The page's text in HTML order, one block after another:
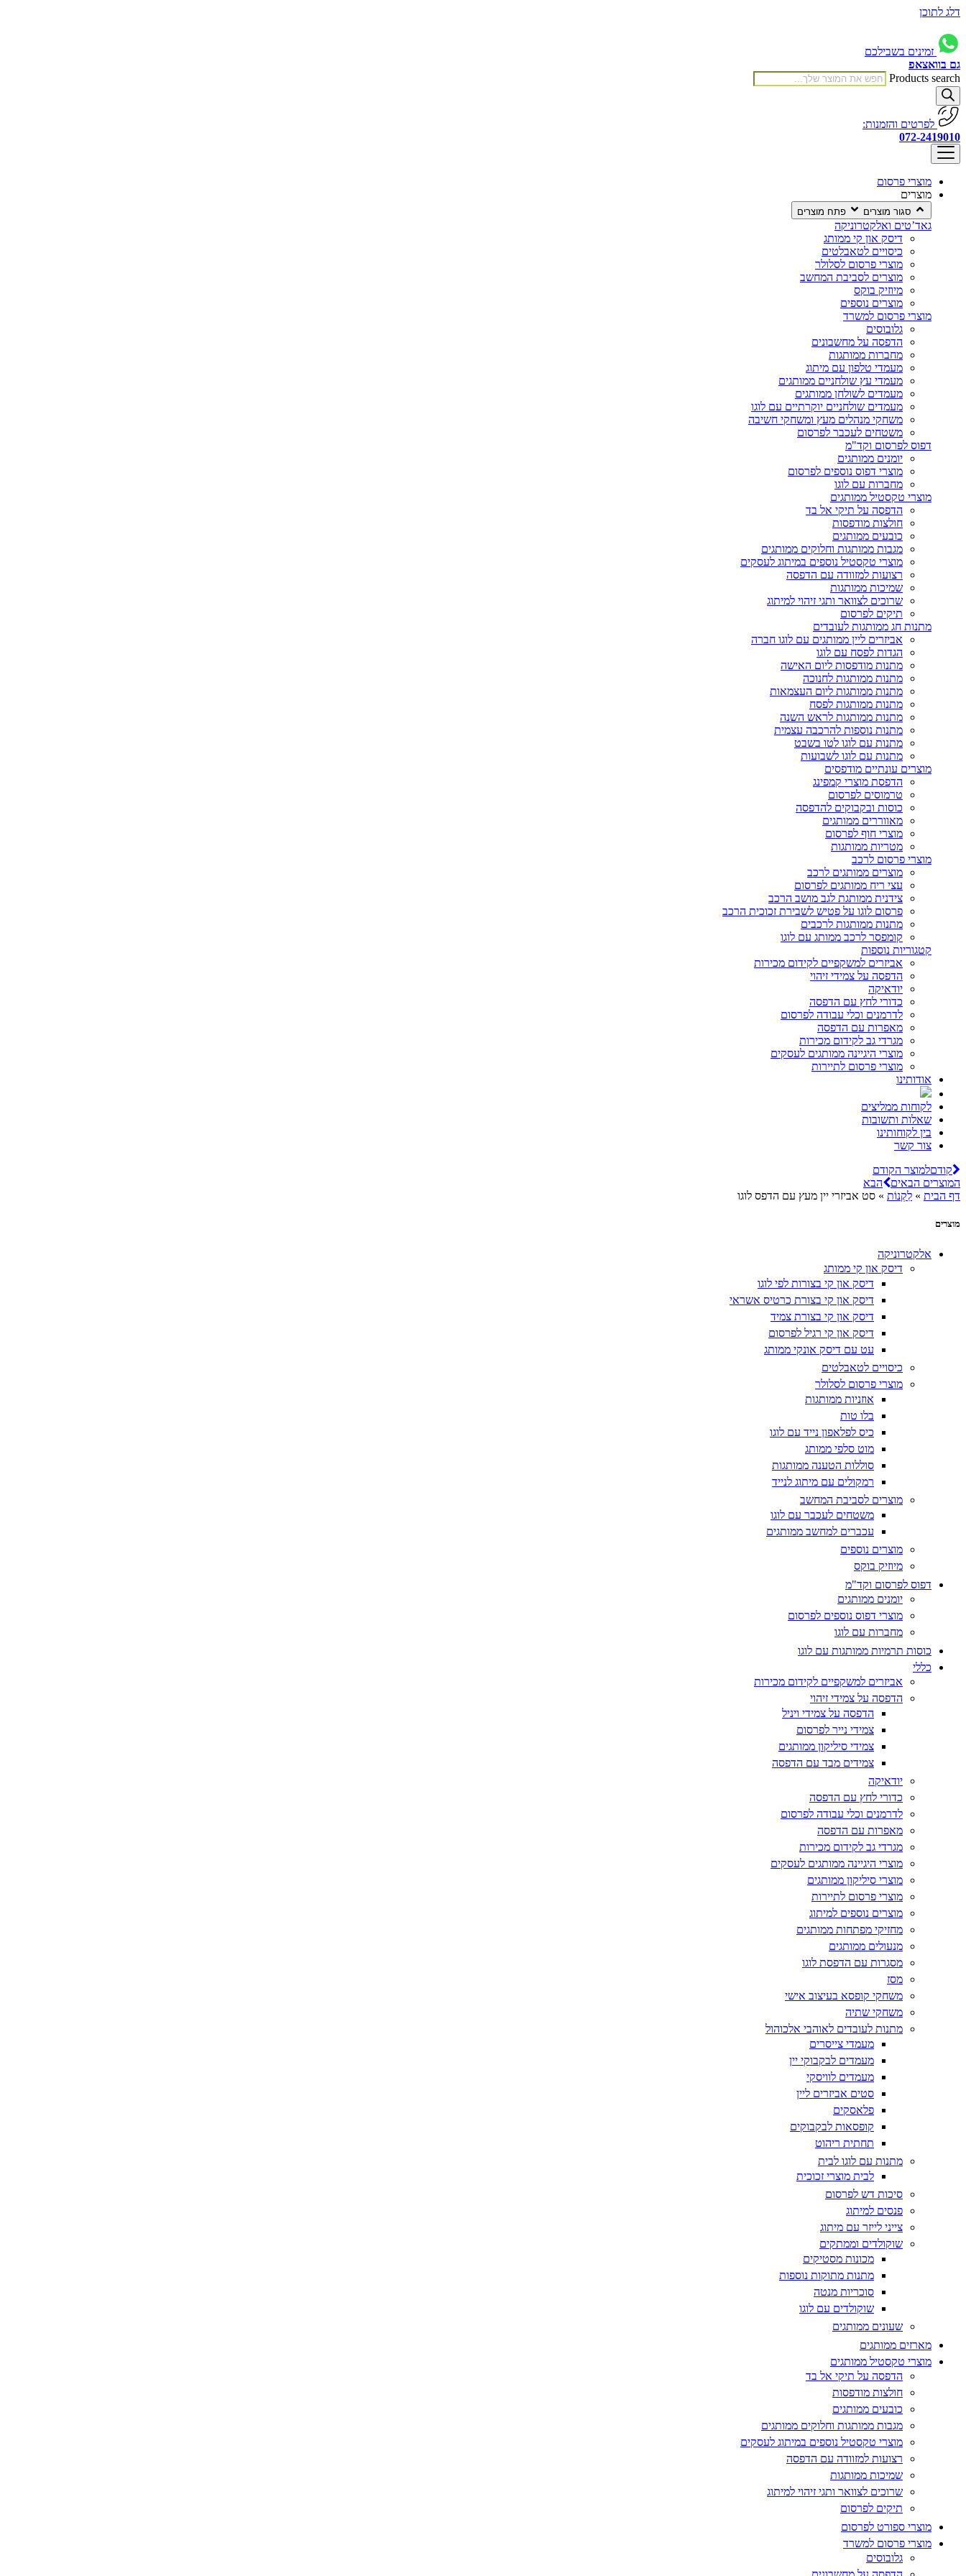
דלג לתוכן
זמינים בשבילכם
גם בוואצאפ
Products search
לפרטים והזמנות:
072-2419010
מוצרי פרסום
מוצרים
סגור מוצרים פתח מוצרים
גאד’טים ואלקטרוניקה
דיסק און קי ממותג
כיסויים לטאבלטים
מוצרי פרסום לסלולר
מוצרים לסביבת המחשב
מיוזיק בוקס
מוצרים נוספים
מוצרי פרסום למשרד
גלובוסים
הדפסה על מחשבונים
מחברות ממותגות
מעמדי טלפון עם מיתוג
מעמדי עץ שולחניים ממותגים
מעמדים לשולחן ממותגים
מעמדים שולחניים יוקרתיים עם לוגו
משחקי מנהלים מעץ ומשחקי חשיבה
משטחים לעכבר לפרסום
דפוס לפרסום וקד"מ
יומנים ממותגים
מוצרי דפוס נוספים לפרסום
מחברות עם לוגו
מוצרי טקסטיל ממותגים
הדפסה על תיקי אל בד
חולצות מודפסות
כובעים ממותגים
מגבות ממותגות וחלוקים ממותגים
מוצרי טקסטיל נוספים במיתוג לעסקים
רצועות למזוודה עם הדפסה
שמיכות ממותגות
שרוכים לצוואר ותגי זיהוי למיתוג
תיקים לפרסום
מתנות חג ממותגות לעובדים
אביזרים ליין ממותגים עם לוגו חברה
הגדות לפסח עם לוגו
מתנות מודפסות ליום האישה
מתנות ממותגות לחנוכה
מתנות ממותגות ליום העצמאות
מתנות ממותגות לפסח
מתנות ממותגות לראש השנה
מתנות נוספות להרכבה עצמית
מתנות עם לוגו לטו בשבט
מתנות עם לוגו לשבועות
מוצרים עונתיים מודפסים
הדפסת מוצרי קמפינג
טרמוסים לפרסום
כוסות ובקבוקים להדפסה
מאווררים ממותגים
מוצרי חוף לפרסום
מטריות ממותגות
מוצרי פרסום לרכב
מוצרים ממותגים לרכב
עצי ריח ממותגים לפרסום
צידנית ממותגת לגב מושב הרכב
פרסום לוגו על פטיש לשבירת זכוכית הרכב
מתנות ממותגות לרכבים
קומפסר לרכב ממותג עם לוגו
קטגוריות נוספות
אביזרים למשקפיים לקידום מכירות
הדפסה על צמידי זיהוי
יודאיקה
כדורי לחץ עם הדפסה
לדרמנים וכלי עבודה לפרסום
מאפרות עם הדפסה
מגרדי גב לקידום מכירות
מוצרי היגיינה ממותגים לעסקים
מוצרי פרסום לתיירות
אודותינו
לקוחות ממליצים
שאלות ותשובות
בין לקוחותינו
צור קשר
קודםלמוצר הקודם
המוצרים הבאים
הבא
דף הבית » לִקְנוֹת » סט אביזרי יין מעץ עם הדפס לוגו
מוצרים
אלקטרוניקה
דיסק און קי ממותג
דיסק און קי בצורות לפי לוגו
דיסק און קי בצורת כרטיס אשראי
דיסק און קי בצורת צמיד
דיסק און קי רגיל לפרסום
עט עם דיסק אונקי ממותג
כיסויים לטאבלטים
מוצרי פרסום לסלולר
אוזניות ממותגות
בלו טות
כיס לפלאפון נייד עם לוגו
מוט סלפי ממותג
סוללות הטענה ממותגות
רמקולים עם מיתוג לנייד
מוצרים לסביבת המחשב
משטחים לעכבר עם לוגו
עכברים למחשב ממותגים
מוצרים נוספים
מיוזיק בוקס
דפוס לפרסום וקד"מ
יומנים ממותגים
מוצרי דפוס נוספים לפרסום
מחברות עם לוגו
כוסות תרמיות ממותגות עם לוגו
כללי
אביזרים למשקפיים לקידום מכירות
הדפסה על צמידי זיהוי
הדפסה על צמידי ויניל
צמידי נייר לפרסום
צמידי סיליקון ממותגים
צמידים מבד עם הדפסה
יודאיקה
כדורי לחץ עם הדפסה
לדרמנים וכלי עבודה לפרסום
מאפרות עם הדפסה
מגרדי גב לקידום מכירות
מוצרי היגיינה ממותגים לעסקים
מוצרי סיליקון ממותגים
מוצרי פרסום לתיירות
מוצרים נוספים למיתוג
מחזיקי מפתחות ממותגים
מנעולים ממותגים
מסגרות עם הדפסת לוגו
מסז
משחקי קופסא בעיצוב אישי
משחקי שתיה
מתנות לעובדים לאוהבי אלכוהול
מעמדי צייסרים
מעמדים לבקבוקי יין
מעמדים לוויסקי
סטים אביזרים ליין
פלאסקים
קופסאות לבקבוקים
תחתית ריהוט
מתנות עם לוגו לבית
לבית מוצרי זכוכית
סיכות דש לפרסום
פנסים למיתוג
צייני לייזר עם מיתוג
שוקולדים וממתקים
מכונות מסטיקים
מתנות מתוקות נוספות
סוכריות מנטה
שוקולדים עם לוגו
שעונים ממותגים
מארזים ממותגים
מוצרי טקסטיל ממותגים
הדפסה על תיקי אל בד
חולצות מודפסות
כובעים ממותגים
מגבות ממותגות וחלוקים ממותגים
מוצרי טקסטיל נוספים במיתוג לעסקים
רצועות למזוודה עם הדפסה
שמיכות ממותגות
שרוכים לצוואר ותגי זיהוי למיתוג
תיקים לפרסום
מוצרי ספורט לפרסום
מוצרי פרסום למשרד
גלובוסים